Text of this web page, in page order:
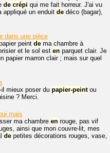
de crépi qui me fait horreur. J'ai vu
appliqué un enduit de déco (bagar),
dans une pièce
peint de ma chambre à
et le sol est en parquet clair. Je
papier marron clair ; mais sur quel
mieux poser du papier-peintou
? Merci.
mais
ma chambre en rouge, pas vif
ainsi que mon couvre-lit, mes
de petites décorations rouges, vase,